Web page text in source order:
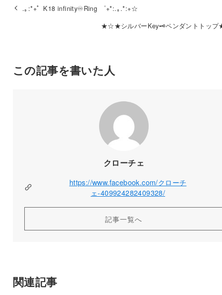
.｡:*+゜K18 infinity♾Ring ゜+*:.｡.*:+☆
★☆★シルバーKey🗝ペンダントトッ
この記事を書いた人
クローチェ
https://www.facebook.com/クローチ
ェ-409924282409328/
記事一覧へ
関連記事